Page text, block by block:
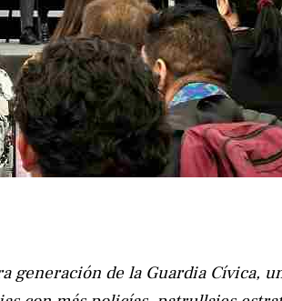
generación de la Guardia Cívica,